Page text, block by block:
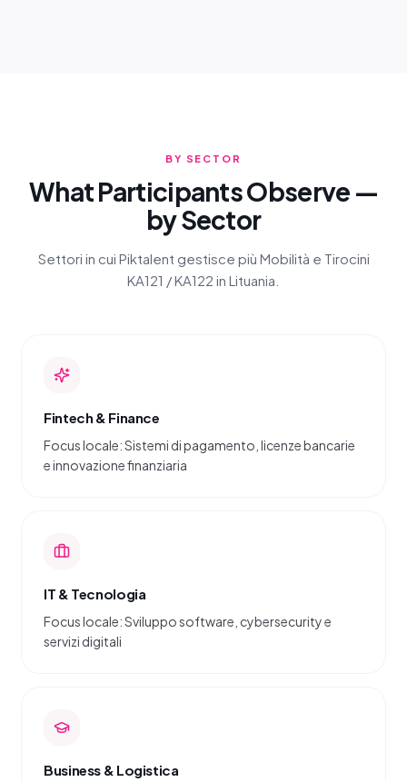
BY SECTOR
What Participants Observe —
by Sector
Settori in cui Piktalent gestisce più Mobilità e Tirocini
KA121 / KA122 in Lituania.
Fintech & Finance
Focus locale: Sistemi di pagamento, licenze bancarie
e innovazione finanziaria
IT & Tecnologia
Focus locale: Sviluppo software, cybersecurity e
servizi digitali
Business & Logistica